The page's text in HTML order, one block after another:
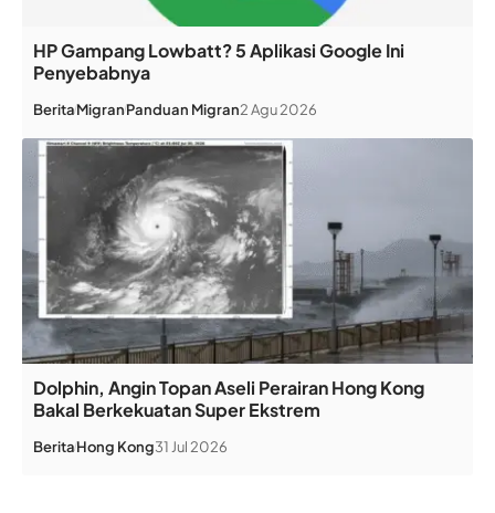
HP Gampang Lowbatt? 5 Aplikasi Google Ini
Penyebabnya
BeritaMigranPanduan Migran2 Agu 2026
Dolphin, Angin Topan Aseli Perairan Hong Kong
Bakal Berkekuatan Super Ekstrem
BeritaHong Kong31 Jul 2026